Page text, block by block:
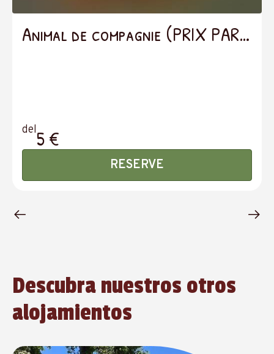
Animal de compagnie (PRIX PAR
del5 €
RESERVE
Descubra nuestros otros
alojamientos